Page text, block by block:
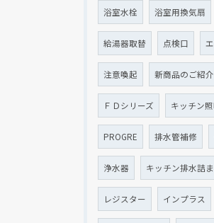
浴室水栓 浴室用換気扇
給湯器取替 点検口
注意喚起 新商品のご紹介
ＦＤシリーズ キッチン
PROGRE 排水管補修
浄水器 キッチン排水詰ま
レジスター インプラス